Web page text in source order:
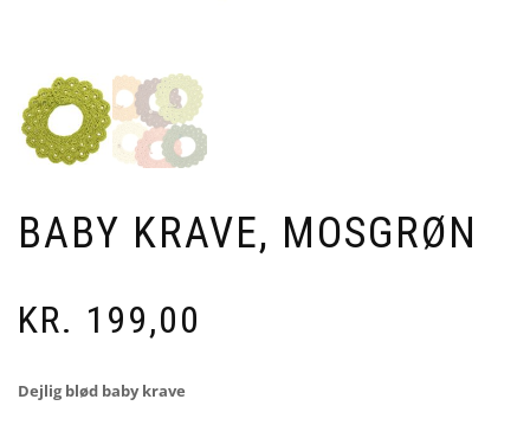
BABY KRAVE, MOSGRØN
KR. 199,00
Dejlig blød baby krave